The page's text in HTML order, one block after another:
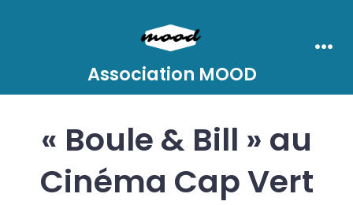
Association MOOD
« Boule & Bill » au
Cinéma Cap Vert